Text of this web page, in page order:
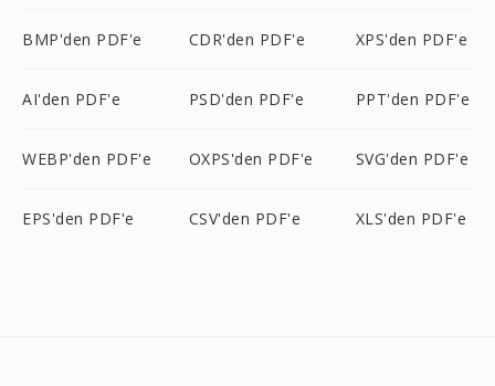
BMP'den PDF'e CDR'den PDF'e XPS'den PDF'e
AI'den PDF'e PSD'den PDF'e PPT'den PDF'e
WEBP'den PDF'e OXPS'den PDF'e SVG'den PDF'e
EPS'den PDF'e CSV'den PDF'e XLS'den PDF'e